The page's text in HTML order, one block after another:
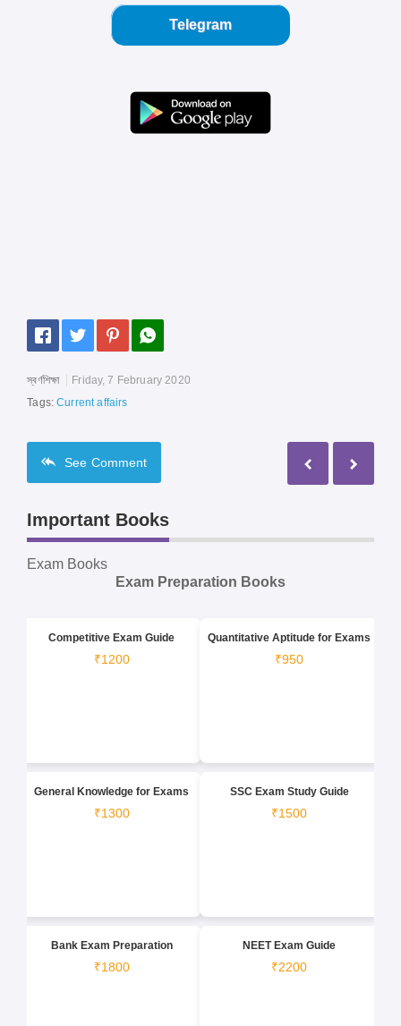
Telegram
স্বর্ণশিক্ষা
Friday, 7 February 2020
Tags:Current affairs
See Comment
Important Books
Exam Books
Exam Preparation Books
Competitive Exam Guide
₹1200
Quantitative Aptitude for Exams
₹950
General Knowledge for Exams
₹1300
SSC Exam Study Guide
₹1500
Bank Exam Preparation
₹1800
NEET Exam Guide
₹2200